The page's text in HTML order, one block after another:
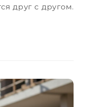
друг с другом.